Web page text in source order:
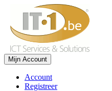
Mijn Account
Account
Registreer